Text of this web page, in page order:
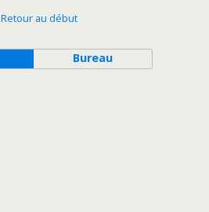
Retour au début
Bureau